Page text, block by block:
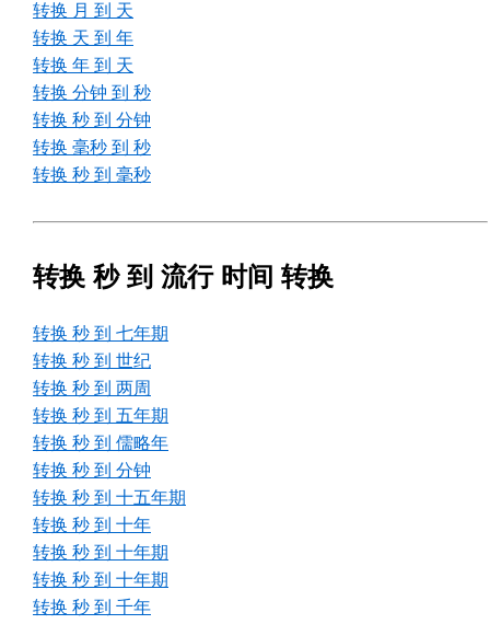
转换 月 到 天
转换 天 到 年
转换 年 到 天
转换 分钟 到 秒
转换 秒 到 分钟
转换 毫秒 到 秒
转换 秒 到 毫秒
转换 秒 到 流行 时间 转换
转换 秒 到 七年期
转换 秒 到 世纪
转换 秒 到 两周
转换 秒 到 五年期
转换 秒 到 儒略年
转换 秒 到 分钟
转换 秒 到 十五年期
转换 秒 到 十年
转换 秒 到 十年期
转换 秒 到 十年期
转换 秒 到 千年